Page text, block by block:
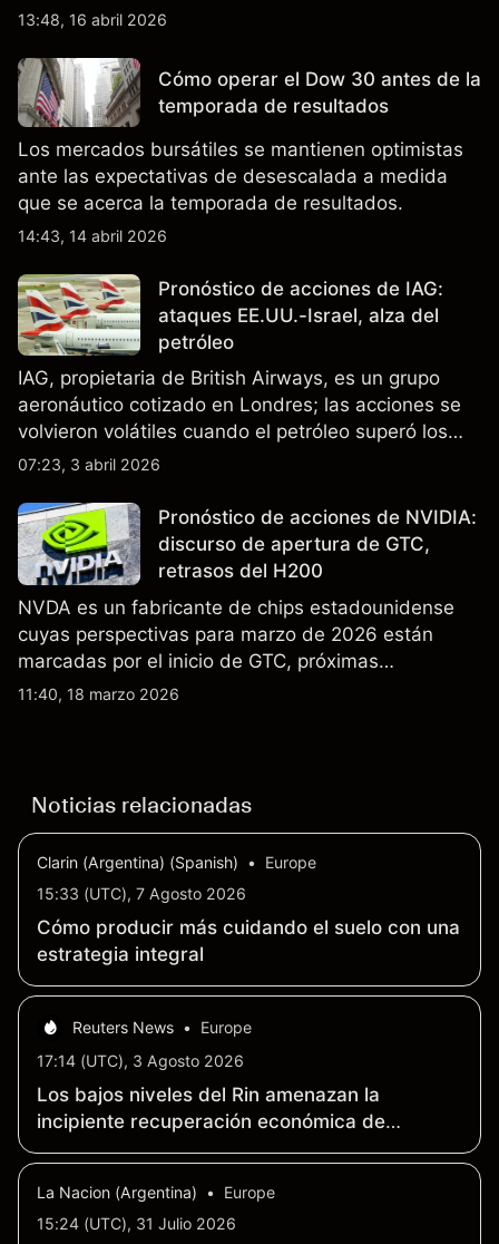
relacionada con la IA, ingresos trimestrales récord
de exportación de EE.UU. que afectan las ventas
en China.
13:48, 16 abril 2026
Cómo operar el Dow 30 antes de la
temporada de resultados
Los mercados bursátiles se mantienen optimistas
ante las expectativas de desescalada a medida
que se acerca la temporada de resultados.
14:43, 14 abril 2026
Pronóstico de acciones de IAG:
ataques EE.UU.-Israel, alza del
petróleo
IAG, propietaria de British Airways, es un grupo
aeronáutico cotizado en Londres; las acciones se
volvieron volátiles cuando el petróleo superó los
$105 y los cierres del espacio aéreo de Oriente
no es un indicador fiable de resultados futuros..
07:23, 3 abril 2026
Pronóstico de acciones de NVIDIA:
discurso de apertura de GTC,
retrasos del H200
NVDA es un fabricante de chips estadounidense
cuyas perspectivas para marzo de 2026 están
marcadas por el inicio de GTC, próximas
actualizaciones de productos y la incertidumbre
11:40, 18 marzo 2026
Noticias relacionadas
Clarin (Argentina) (Spanish) •
Europe
15:33 (UTC), 7 Agosto 2026
Cómo producir más cuidando el suelo con una
estrategia integral
Reuters News •
Europe
17:14 (UTC), 3 Agosto 2026
Los bajos niveles del Rin amenazan la
incipiente recuperación económica de
Alemania
La Nacion (Argentina) •
Europe
15:24 (UTC), 31 Julio 2026